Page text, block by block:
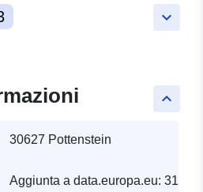
keyboard_arrow_down
keyboard_arrow_up
30627 Pottenstein
Aggiunta a data.europa.eu: 31